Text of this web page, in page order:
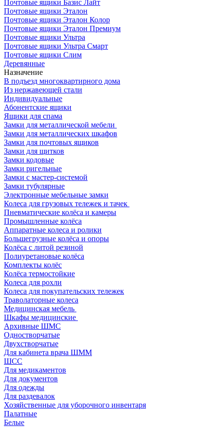
Почтовые ящики Базис Лайт
Почтовые ящики Эталон
Почтовые ящики Эталон Колор
Почтовые ящики Эталон Премиум
Почтовые ящики Ультра
Почтовые ящики Ультра Смарт
Почтовые ящики Слим
Деревянные
Назначение
В подъезд многоквартирного дома
Из нержавеющей стали
Индивидуальные
Абонентские ящики
Ящики для спама
Замки для металлической мебели
Замки для металлических шкафов
Замки для почтовых ящиков
Замки для щитков
Замки кодовые
Замки ригельные
Замки с мастер-системой
Замки тубулярные
Электронные мебельные замки
Колеса для грузовых тележек и тачек
Пневматические колёса и камеры
Промышленные колёса
Аппаратные колеса и ролики
Большегрузные колёса и опоры
Колёса с литой резиной
Полиуретановые колёса
Комплекты колёс
Колёса термостойкие
Колеса для рохли
Колеса для покупательских тележек
Траволаторные колеса
Медицинская мебель
Шкафы медицинские
Архивные ШМС
Одностворчатые
Двухстворчатые
Для кабинета врача ШММ
ШСС
Для медикаментов
Для документов
Для одежды
Для раздевалок
Хозяйственные для уборочного инвентаря
Палатные
Белые